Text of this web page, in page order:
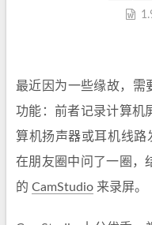
最近因为一些缘故，需
功能：前者记录计算机
算机扬声器或耳机线路
在朋友圈中问了一圈，
的 CamStudio 来录屏。